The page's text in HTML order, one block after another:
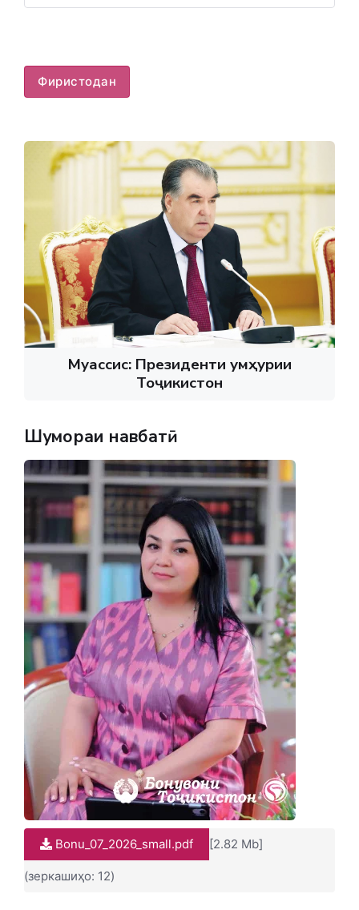
Фиристодан
Муассис: Президенти Ҷумҳурии
Тоҷикистон
Шумораи навбатӣ
Bonu_07_2026_small.pdf [2.82 Mb]
(зеркашиҳо: 12)